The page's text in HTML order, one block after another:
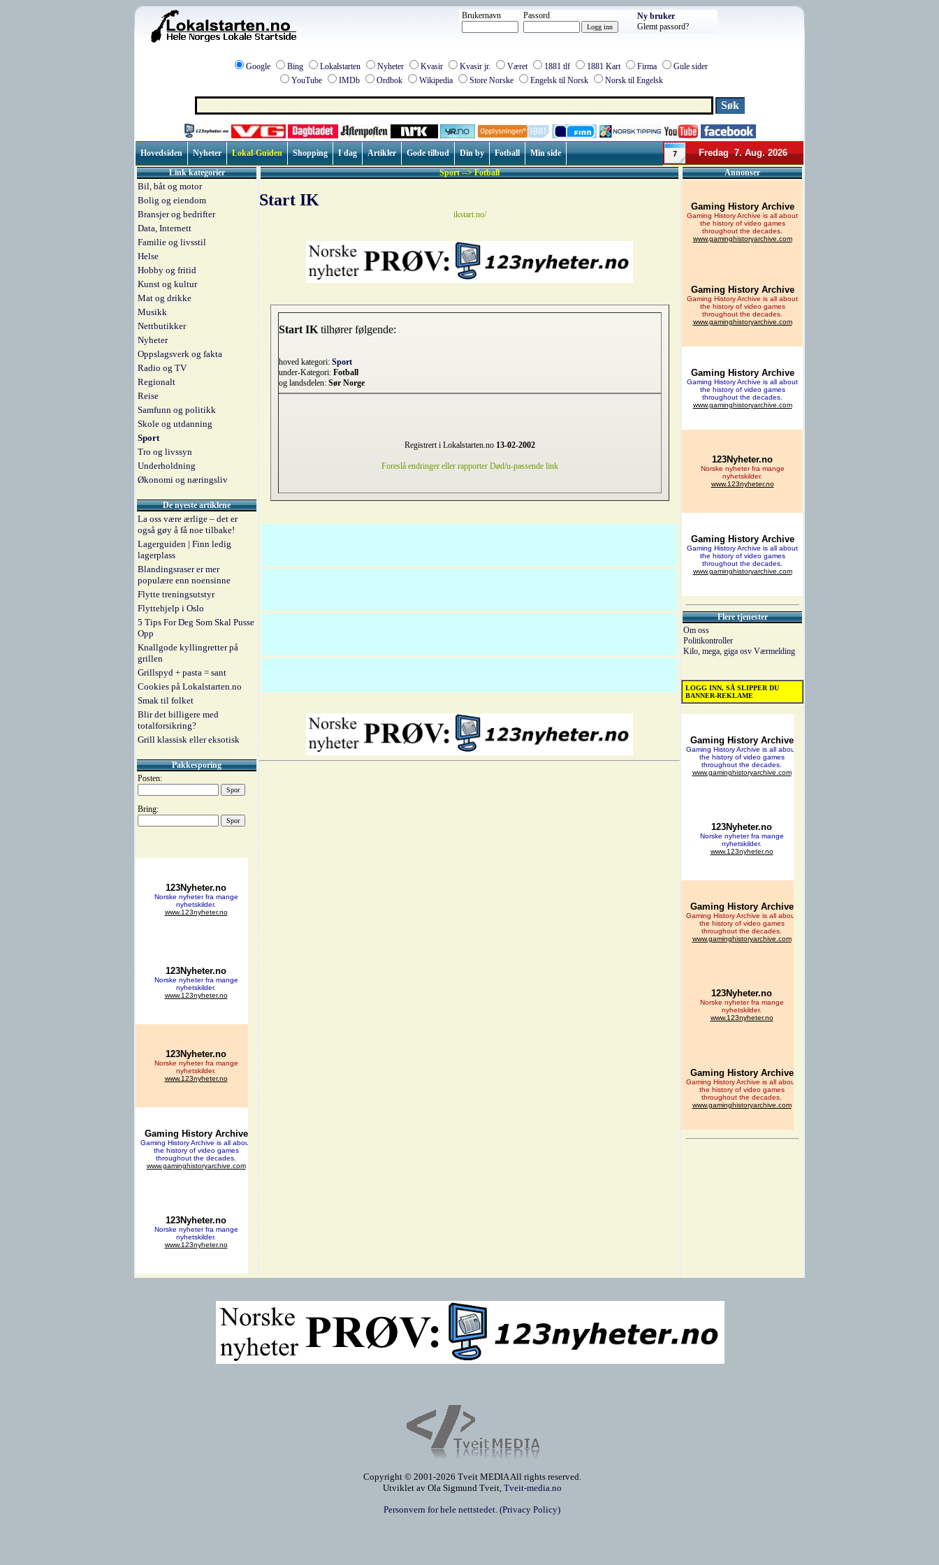
Brukernavn Passord
Ny bruker
Glemt passord?
Google Bing Lokalstarten Nyheter Kvasir Kvasir jr. Været 1881 tlf 1881 Kart Firma
Gule sider
YouTube
IMDb Ordbok Wikipedia Store Norske Engelsk til Norsk Norsk til Engelsk
Hovedsiden Nyheter Lokal-Guiden Shopping I dag Artikler Gode tilbud Din by Fotball Min side 7 Fredag 7. Aug. 2026
Link kategorier
Bil, båt og motor
Bolig og eiendom
Bransjer og bedrifter
Data, Internett
Familie og livsstil
Helse
Hobby og fritid
Kunst og kultur
Mat og drikke
Musikk
Nettbutikker
Nyheter
Oppslagsverk og fakta
Radio og TV
Regionalt
Reise
Samfunn og politikk
Skole og utdanning
Sport
Tro og livssyn
Underholdning
Økonomi og næringsliv
De nyeste artiklene
La oss være ærlige – det er
også gøy å få noe tilbake!
Lagerguiden | Finn ledig
lagerplass
Blandingsraser er mer
populære enn noensinne
Flytte treningsutstyr
Flyttehjelp i Oslo
5 Tips For Deg Som Skal Pusse
Opp
Knallgode kyllingretter på
grillen
Grillspyd + pasta = sant
Cookies på Lokalstarten.no
Smak til folket
Blir det billigere med
totalforsikring?
Grill klassisk eller eksotisk
Pakkesporing
Posten:
Bring:
Sport --> Fotball
Start IK
ikstart.no/
Start IKtilhører følgende:
hoved kategori: Sport
under-Kategori: Fotball
og landsdelen: Sør Norge
Registrert i Lokalstarten.no 13-02-2002
Foreslå endringer eller rapporter Død/u-passende link
Annonser
Flere tjenester
Om oss
Politikontroller
Kilo, mega, giga osv Værmelding
LOGG INN, SÅ SLIPPER DU
BANNER-REKLAME
Copyright © 2001-2026 Tveit MEDIA All rights reserved.
Utviklet av Ola Sigmund Tveit, Tveit-media.no
Personvern for hele nettstedet. (Privacy Policy)